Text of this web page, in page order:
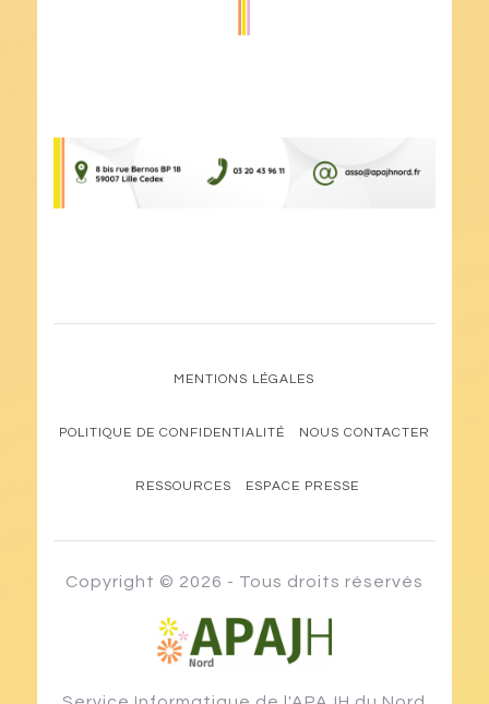
MENTIONS LÉGALES
POLITIQUE DE CONFIDENTIALITÉ NOUS CONTACTER
RESSOURCES ESPACE PRESSE
Copyright © 2026 - Tous droits réservés